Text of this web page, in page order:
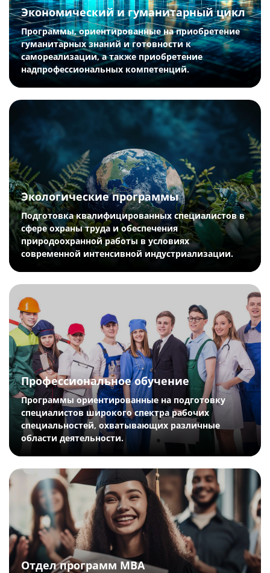
Экономический и гуманитарный цикл
Программы, ориентированные на приобретение
гуманитарных знаний и готовности к
самореализации, а также приобретение
надпрофессиональных компетенций.
Экологические программы
Подготовка квалифицированных специалистов в
сфере охраны труда и обеспечения
природоохранной работы в условиях
современной интенсивной индустриализации.
Профессиональное обучение
Программы ориентированные на подготовку
специалистов широкого спектра рабочих
специальностей, охватывающих различные
области деятельности.
Отдел программ MBA